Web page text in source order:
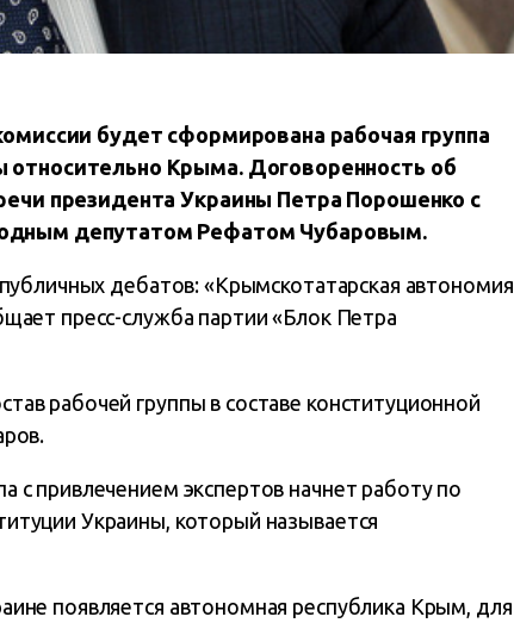
будет сформирована рабочая группа
Крыма. Договоренность об
президента Украины Петра Порошенко с
депутатом Рефатом Чубаровым.
дебатов: «Крымскотатарская автономия
пресс-служба партии «Блок Петра
рабочей группы в составе конституционной
с привлечением экспертов начнет работу по
Украины, который называется
появляется автономная республика Крым, для